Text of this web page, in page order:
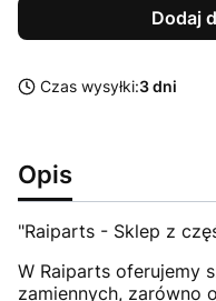
Dodaj
Czas wysyłki:3 dni
Opis
"Raiparts - Sklep z
W Raiparts oferujemy
zamiennych, zarówno